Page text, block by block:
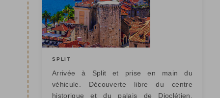
SPLIT
Arrivée à Split et prise en main du
véhicule. Découverte libre du centre
historique et du palais de Dioclétien,